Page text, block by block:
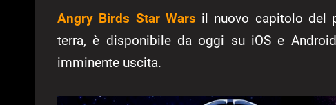
Angry Birds Star Wars il nuovo capitolo del
terra, è disponibile da oggi su iOS e
imminente uscita.